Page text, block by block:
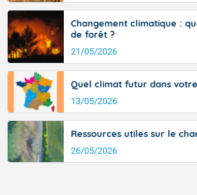
Changement climatique :
de forêt ?
21/05/2026
Quel climat futur dans
13/05/2026
Ressources utiles sur le
26/05/2026